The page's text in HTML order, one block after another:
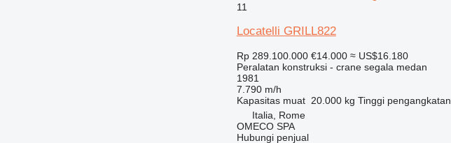
11
Locatelli GRILL822
Rp 289.100.000 €14.000 ≈ US$16.180
Peralatan konstruksi - crane segala medan
1981
7.790 m/h
Kapasitas muat 20.000 kg Tinggi pengangkatan
Italia, Rome
OMECO SPA
Hubungi penjual